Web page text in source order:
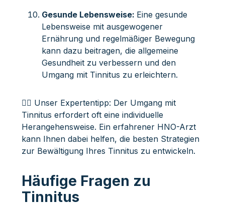
Gesunde Lebensweise: Eine gesunde
Lebensweise mit ausgewogener
Ernährung und regelmäßiger Bewegung
kann dazu beitragen, die allgemeine
Gesundheit zu verbessern und den
Umgang mit Tinnitus zu erleichtern.
👩‍⚕️ Unser Expertentipp: Der Umgang mit
Tinnitus erfordert oft eine individuelle
Herangehensweise. Ein erfahrener HNO-Arzt
kann Ihnen dabei helfen, die besten Strategien
zur Bewältigung Ihres Tinnitus zu entwickeln.
Häufige Fragen zu
Tinnitus